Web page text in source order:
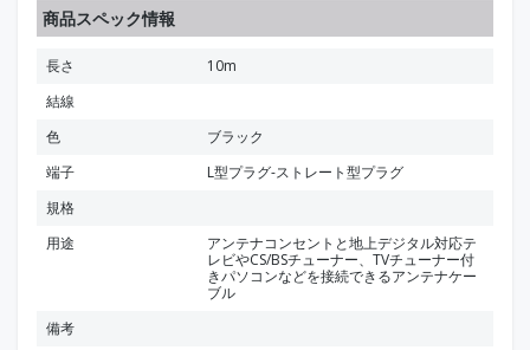
商品スペック情報
長さ
10m
結線
色
ブラック
端子
L型プラグ-ストレート型プラグ
規格
用途
アンテナコンセントと地上デジタル対応テ
レビやCS/BSチューナー、TVチューナー付
きパソコンなどを接続できるアンテナケー
ブル
備考